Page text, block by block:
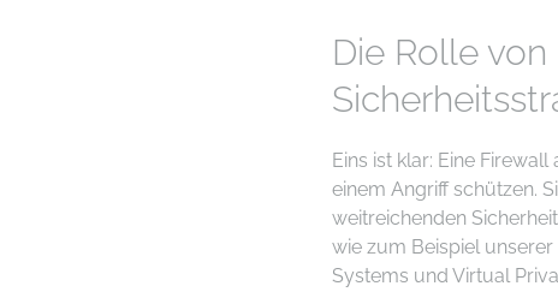
Die Rolle
Eins ist klar: Eine
einem Angriff schützen.
weitreichenden
wie zum Beispiel
Systems und Virtual